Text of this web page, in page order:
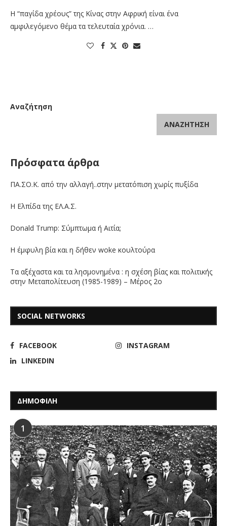
Η “παγίδα χρέους” της Κίνας στην Αφρική είναι ένα
αμφιλεγόμενο θέμα τα τελευταία χρόνια. …
Αναζήτηση
ΑΝΑΖΉΤΗΣΗ
Πρόσφατα άρθρα
ΠΑ.ΣΟ.Κ. από την αλλαγή..στην μετατόπιση χωρίς πυξίδα
Η Ελπίδα της ΕΛ.Α.Σ.
Donald Trump: Σύμπτωμα ή Αιτία;
Η έμφυλη βία και η δήθεν woke κουλτούρα
Τα αξέχαστα και τα λησμονημένα : η σχέση βίας και πολιτικής
στην Μεταπολίτευση (1985-1989) – Μέρος 2ο
SOCIAL NETWORKS
FACEBOOK
INSTAGRAM
LINKEDIN
ΔΗΜΟΦΙΛΗ
1